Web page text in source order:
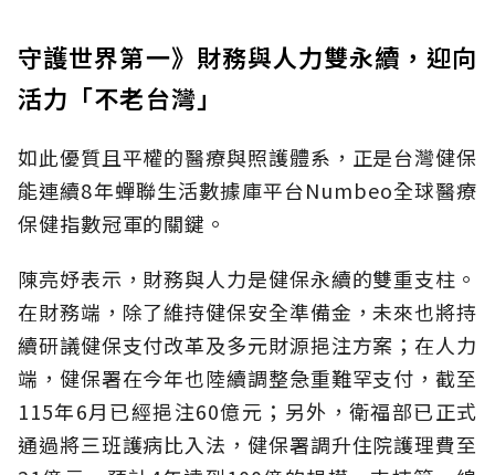
守護世界第一》財務與人力雙永續，迎向
活力「不老台灣」
如此優質且平權的醫療與照護體系，正是台灣健保
能連續8年蟬聯生活數據庫平台Numbeo全球醫療
保健指數冠軍的關鍵。
陳亮妤表示，財務與人力是健保永續的雙重支柱。
在財務端，除了維持健保安全準備金，未來也將持
續研議健保支付改革及多元財源挹注方案；在人力
端，健保署在今年也陸續調整急重難罕支付，截至
115年6月已經挹注60億元；另外，衛福部已正式
通過將三班護病比入法，健保署調升住院護理費至